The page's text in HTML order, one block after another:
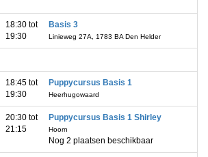
18:30 tot
19:30
Basis 3
Linieweg 27A, 1783 BA Den Helder
18:45 tot
19:30
Puppycursus Basis 1
Heerhugowaard
20:30 tot
21:15
Puppycursus Basis 1 Shirley
Hoorn
Nog 2 plaatsen beschikbaar